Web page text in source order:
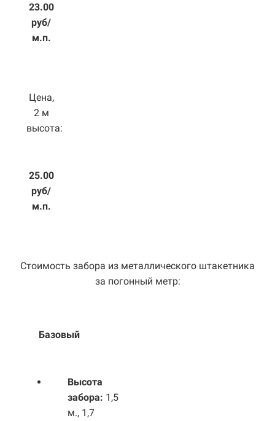
23.00
руб/
м.п.
Цена,
2 м
высота:
25.00
руб/
м.п.
Стоимость забора из металлического штакетника
за погонный метр:
Базовый
Высота
забора: 1,5
м., 1,7